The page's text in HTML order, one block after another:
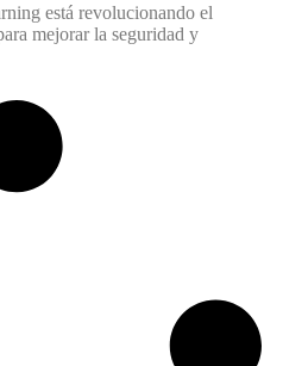
está revolucionando el
mejorar la seguridad y